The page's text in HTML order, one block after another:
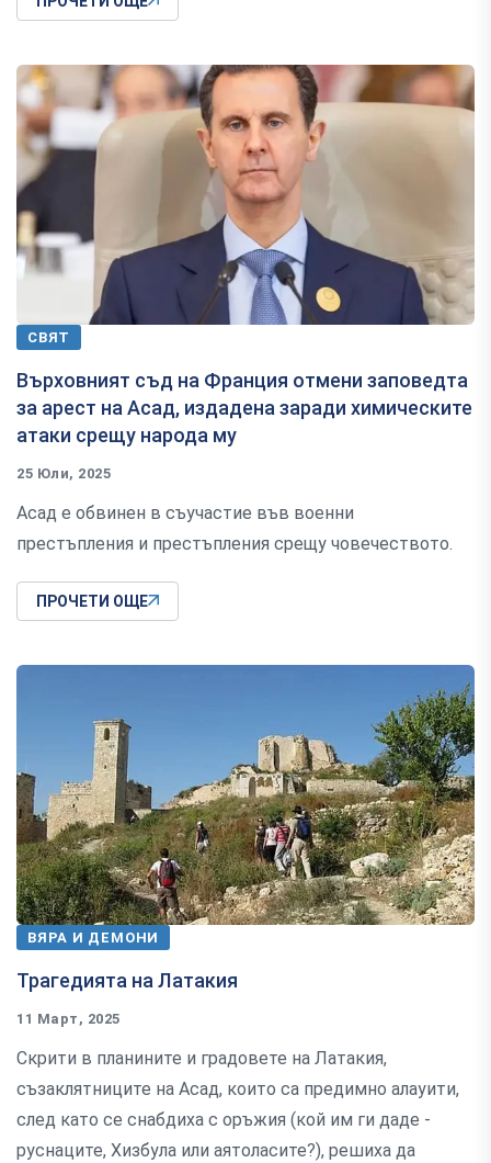
СВЯТ
Върховният съд на Франция отмени заповедта
за арест на Асад, издадена заради химическите
атаки срещу народа му
25 Юли, 2025
Асад е обвинен в съучастие във военни
престъпления и престъпления срещу човечеството.
ПРОЧЕТИ ОЩЕ
ВЯРА И ДЕМОНИ
Трагедията на Латакия
11 Март, 2025
Скрити в планините и градовете на Латакия,
съзаклятниците на Асад, които са предимно алауити,
след като се снабдиха с оръжия (кой им ги даде -
руснаците, Хизбула или аятоласите?), решиха да